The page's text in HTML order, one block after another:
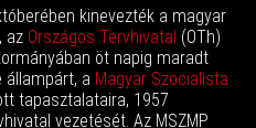
kinevezték a magyar
az Országos Tervhivatal (OTh)
öt napig maradt
állampárt, a Magyar Szocialista
tapasztalataira, 1957
vezetését. Az MSZMP